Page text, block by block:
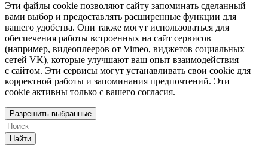
Эти файлы cookie позволяют сайту запоминать сделанный
вами выбор и предоставлять расширенные функции для
вашего удобства. Они также могут использоваться для
обеспечения работы встроенных на сайт сервисов
(например, видеоплееров от Vimeo, виджетов социальных
сетей VK), которые улучшают ваш опыт взаимодействия
с сайтом. Эти сервисы могут устанавливать свои cookie для
корректной работы и запоминания предпочтений. Эти
cookie активны только с вашего согласия.
Разрешить выбранные
Найти